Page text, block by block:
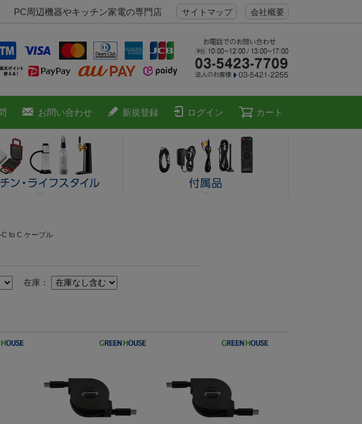
PC周辺機器やキッチン家電の専門店 サイトマップ 会社概要
お問い合わせ 新規登録 ログイン カート
C to C ケーブル
在庫：